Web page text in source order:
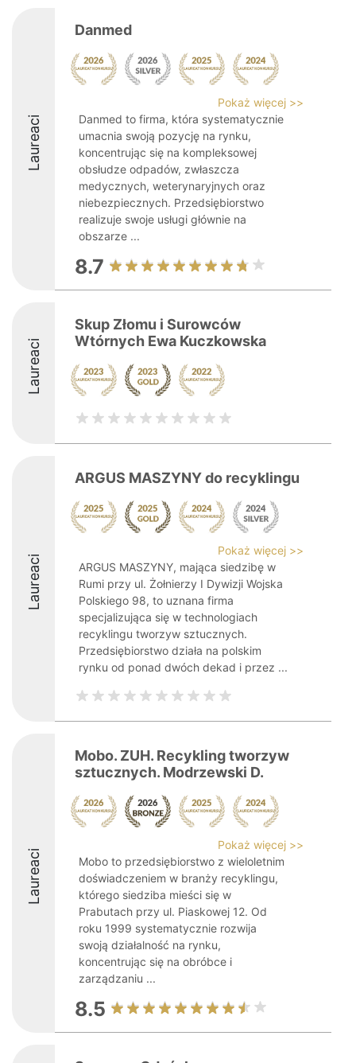
Laureaci
Danmed
Pokaż więcej >>
Danmed to firma, która systematycznie
umacnia swoją pozycję na rynku,
koncentrując się na kompleksowej
obsłudze odpadów, zwłaszcza
medycznych, weterynaryjnych oraz
niebezpiecznych. Przedsiębiorstwo
realizuje swoje usługi głównie na
obszarze ...
8.7
Laureaci
Skup Złomu i Surowców
Wtórnych Ewa Kuczkowska
Laureaci
ARGUS MASZYNY do recyklingu
Pokaż więcej >>
ARGUS MASZYNY, mająca siedzibę w
Rumi przy ul. Żołnierzy I Dywizji Wojska
Polskiego 98, to uznana firma
specjalizująca się w technologiach
recyklingu tworzyw sztucznych.
Przedsiębiorstwo działa na polskim
rynku od ponad dwóch dekad i przez ...
Laureaci
Mobo. ZUH. Recykling tworzyw
sztucznych. Modrzewski D.
Pokaż więcej >>
Mobo to przedsiębiorstwo z wieloletnim
doświadczeniem w branży recyklingu,
którego siedziba mieści się w
Prabutach przy ul. Piaskowej 12. Od
roku 1999 systematycznie rozwija
swoją działalność na rynku,
koncentrując się na obróbce i
zarządzaniu ...
8.5